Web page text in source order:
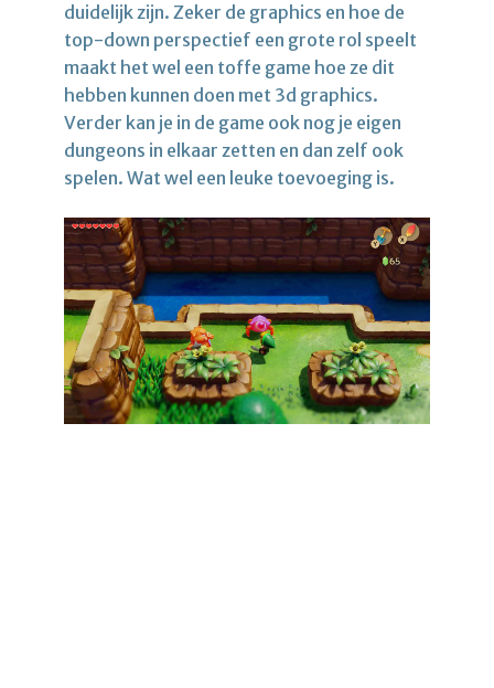
duidelijk zijn. Zeker de graphics en hoe de
top-down perspectief een grote rol speelt
maakt het wel een toffe game hoe ze dit
hebben kunnen doen met 3d graphics.
Verder kan je in de game ook nog je eigen
dungeons in elkaar zetten en dan zelf ook
spelen. Wat wel een leuke toevoeging is.